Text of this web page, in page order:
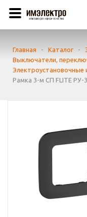
Главная - Каталог -
Выключатели,
Электроустановочные
Рамка 3-м СП FLITE РУ-